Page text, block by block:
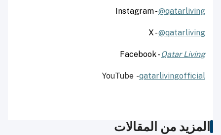
Instagram -@qatarliving
X -@qatarliving
Facebook - Qatar Living
YouTube -qatarlivingofficial
المزيد من المقالات